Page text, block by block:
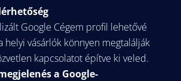
Google Cégem profil lehetővé
helyi vásárlók könnyen megtalálják
kapcsolatot építve ki veled.
a Google-